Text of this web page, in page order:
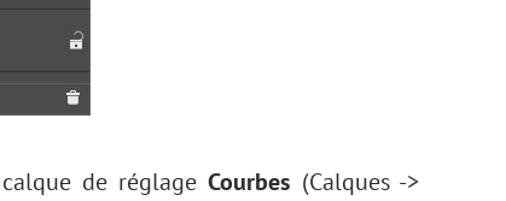
de réglageCourbes (Calques ->